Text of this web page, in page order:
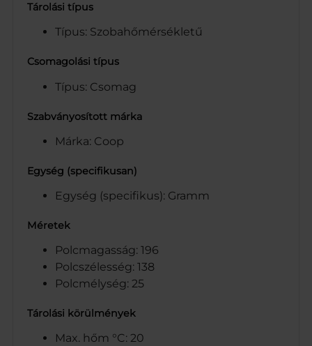
Tárolási típus
Típus: Szobahőmérsékletű
Csomagolási típus
Típus: Csomag
Szabványosított márka
Márka: Coop
Egység (specifikusan)
Egység (specifikus): Gramm
Méretek
Polcmagasság: 196
Polcszélesség: 138
Polcmélység: 25
Tárolási körülmények
Max. hőm °C: 20